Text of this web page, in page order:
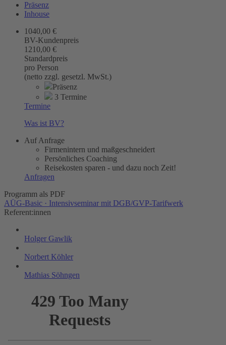
Präsenz
Inhouse
1040,00 €
BV-Kundenpreis
1210,00 €
Standardpreis
pro Person
(netto zzgl. gesetzl. MwSt.)
Präsenz
3 Termine
Termine
Was ist BV?
Auf Anfrage
Firmenintern und maßgeschneidert
Persönliches Coaching
Reisekosten sparen - und dazu noch Zeit!
Anfragen
Programm als PDF
AÜG-Basic · Intensivseminar mit DGB/GVP-Tarifwerk
Referent:innen
Holger Gawlik
Norbert Köhler
Mathias Söhngen